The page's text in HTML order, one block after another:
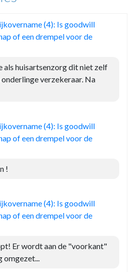
(4): Is goodwill
of een drempel voor de
als huisartsenzorg dit niet zelf
verzekeraar. Na
(4): Is goodwill
of een drempel voor de
!
(4): Is goodwill
of een drempel voor de
Er wordt aan de "voorkant"